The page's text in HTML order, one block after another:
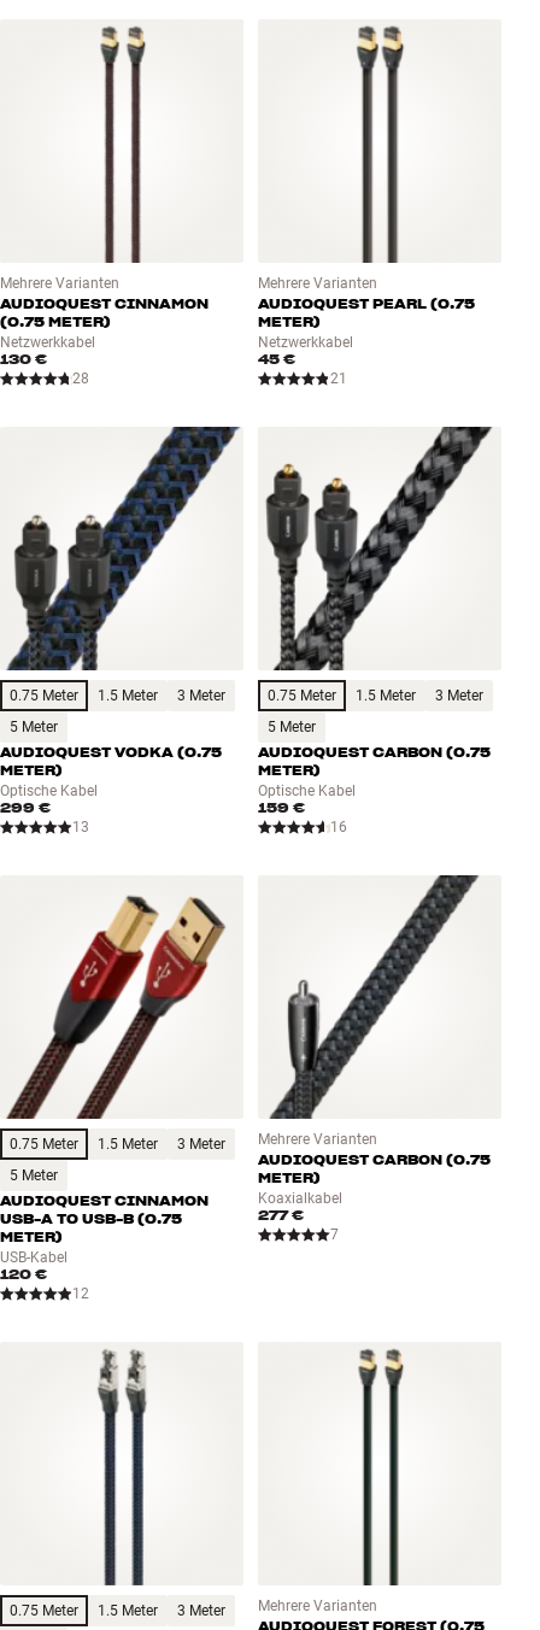
Mehrere Varianten
AUDIOQUEST CINNAMON
(0.75 METER)
Netzwerkkabel
130 €
28
Mehrere Varianten
AUDIOQUEST PEARL (0.75
METER)
Netzwerkkabel
45 €
21
0.75 Meter 1.5 Meter
3 Meter
5 Meter
AUDIOQUEST VODKA (0.75
METER)
Optische Kabel
299 €
13
0.75 Meter 1.5 Meter
3 Meter
5 Meter
AUDIOQUEST CARBON (0.75
METER)
Optische Kabel
159 €
16
0.75 Meter 1.5 Meter
3 Meter
5 Meter
AUDIOQUEST CINNAMON
USB-A TO USB-B (0.75
METER)
USB-Kabel
120 €
12
Mehrere Varianten
AUDIOQUEST CARBON (0.75
METER)
Koaxialkabel
277 €
7
0.75 Meter 1.5 Meter 3 Meter Mehrere Varianten
AUDIOQUEST FOREST (0.75